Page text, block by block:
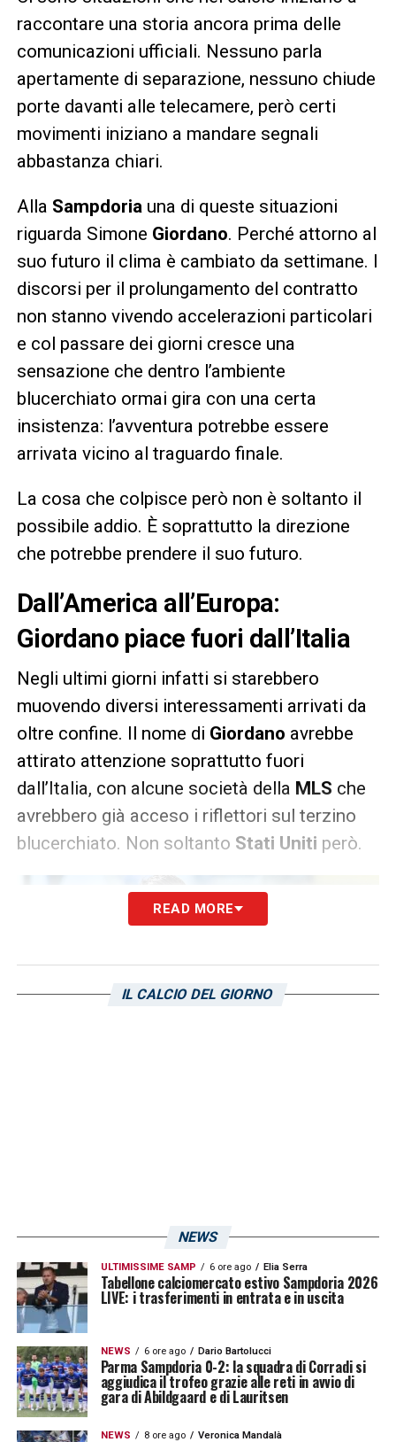
raccontare una storia ancora prima delle
comunicazioni ufficiali. Nessuno parla
apertamente di separazione, nessuno chiude
porte davanti alle telecamere, però certi
movimenti iniziano a mandare segnali
abbastanza chiari.
Alla Sampdoria una di queste situazioni
riguarda Simone Giordano. Perché attorno al
suo futuro il clima è cambiato da settimane. I
discorsi per il prolungamento del contratto
non stanno vivendo accelerazioni particolari
e col passare dei giorni cresce una
sensazione che dentro l’ambiente
blucerchiato ormai gira con una certa
insistenza: l’avventura potrebbe essere
arrivata vicino al traguardo finale.
La cosa che colpisce però non è soltanto il
possibile addio. È soprattutto la direzione
che potrebbe prendere il suo futuro.
Dall’America all’Europa:
Giordano piace fuori dall’Italia
Negli ultimi giorni infatti si starebbero
muovendo diversi interessamenti arrivati da
oltre confine. Il nome di Giordano avrebbe
attirato attenzione soprattutto fuori
dall’Italia, con alcune società della MLS che
avrebbero già acceso i riflettori sul terzino
blucerchiato. Non soltanto Stati Uniti però.
qui che il quadro cambia. Perché fino a poco
Giordano rappresentava uno dei ragazzi
cresciuti dentro il mondo Samp, uno che
conosce ambiente, maglia e peso di certe
partite.
Ma il calcio moderno ha cambiato parecchie
READ MORE
IL CALCIO DEL GIORNO
NEWS
ULTIMISSIME SAMP 6 ore ago Elia Serra
Tabellone calciomercato estivo Sampdoria 2026
LIVE: i trasferimenti in entrata e in uscita
NEWS 6 ore ago Dario Bartolucci
Parma Sampdoria 0-2: la squadra di Corradi si
aggiudica il trofeo grazie alle reti in avvio di
gara di Abildgaard e di Lauritsen
NEWS 8 ore ago Veronica Mandalà